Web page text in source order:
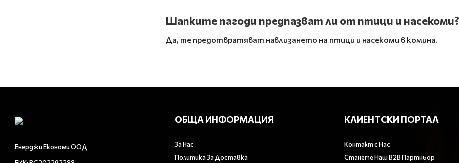
Шапките пагоди предпазват ли от птици и насекоми?
Да, те предотвратяват навлизането на птици и насекоми в комина.
Енерджи Економи ООД
ОБЩА ИНФОРМАЦИЯ
За Нас
Политика За Доставка
КЛИЕНТСКИ ПОРТАЛ
Контакт с Нас
Станете Наш B2B Партньор